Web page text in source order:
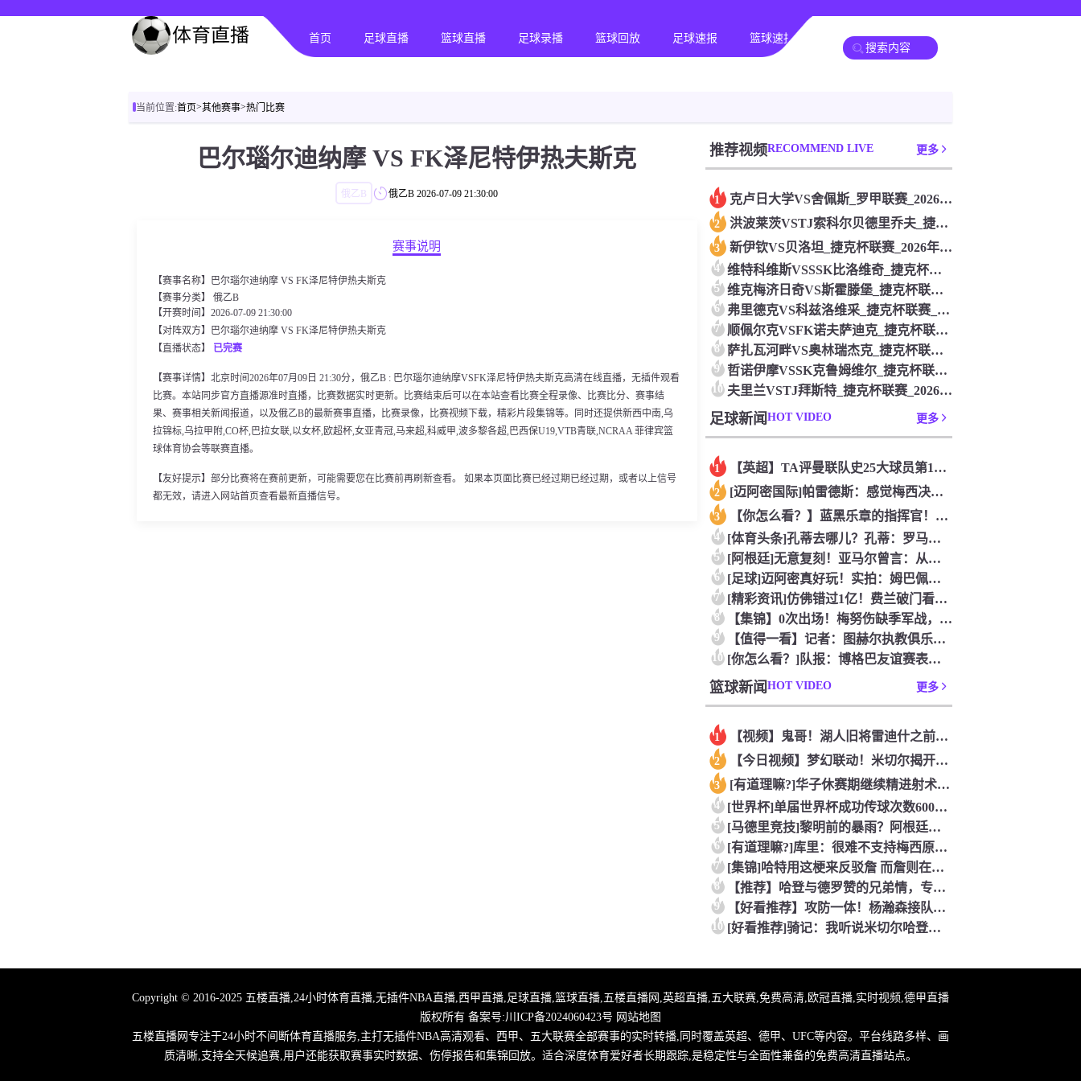
首页 足球直播 篮球直播 足球录播 篮球回放 足球速报 篮球速报 其他赛事
当前位置:首页>其他赛事>热门比赛
巴尔瑙尔迪纳摩 VS FK泽尼特伊热夫斯克
俄乙B 俄乙B 2026-07-09 21:30:00
赛事说明
【赛事名称】巴尔瑙尔迪纳摩 VS FK泽尼特伊热夫斯克
【赛事分类】 俄乙B
【开赛时间】2026-07-09 21:30:00
【对阵双方】巴尔瑙尔迪纳摩 VS FK泽尼特伊热夫斯克
【直播状态】 已完赛
【赛事详情】北京时间2026年07月09日 21:30分，俄乙B : 巴尔瑙尔迪纳摩VSFK泽尼特伊热夫斯克高清在线直播，无插件观看
比赛。本站同步官方直播源准时直播，比赛数据实时更新。比赛结束后可以在本站查看比赛全程录像、比赛比分、赛事结
果、赛事相关新闻报道，以及俄乙B的最新赛事直播，比赛录像，比赛视频下载，精彩片段集锦等。同时还提供新西中南,乌
拉锦标,乌拉甲附,CO杯,巴拉女联,以女杯,欧超杯,女亚青冠,马来超,科威甲,波多黎各超,巴西保U19,VTB青联,NCRAA 菲律宾篮
球体育协会等联赛直播。
【友好提示】部分比赛将在赛前更新，可能需要您在比赛前再刷新查看。 如果本页面比赛已经过期已经过期，或者以上信号
都无效，请进入网站首页查看最新直播信号。
推荐视频RECOMMEND LIVE 更多
1 克卢日大学VS舍佩斯_罗甲联赛_2026年07月26日
2 洪波莱茨VSTJ索科尔贝德里乔夫_捷克杯联赛_2026年07
3 新伊钦VS贝洛坦_捷克杯联赛_2026年07月26日
4 维特科维斯VSSSK比洛维奇_捷克杯联赛_2026年07月2
5 维克梅济日奇VS斯霍滕堡_捷克杯联赛_2026年07月26日
6 弗里德克VS科兹洛维采_捷克杯联赛_2026年07月26日
7 顺佩尔克VSFK诺夫萨迪克_捷克杯联赛_2026年07月26
8 萨扎瓦河畔VS奥林瑞杰克_捷克杯联赛_2026年07月26日
9 哲诺伊摩VSSK克鲁姆维尔_捷克杯联赛_2026年07月26
10 夫里兰VSTJ拜斯特_捷克杯联赛_2026年07月26日
足球新闻 HOT VIDEO 更多
1 【英超】TA评曼联队史25大球员第12：“巴斯比宝贝”的绝佳
2 [迈阿密国际]帕雷德斯：感觉梅西决定了决赛是国家队最后一战，
3 【你怎么看？】蓝黑乐章的指挥官！优雅的波兰中场节拍器！
4 [体育头条]孔蒂去哪儿？孔蒂：罗马诺你小子给我管住嘴哈！
5 [阿根廷]无意复刻！亚马尔曾言：从没想过成为梅西，也不会穿他
6 [足球]迈阿密真好玩！实拍：姆巴佩和女友被路人拍到在夜店狂欢
7 [精彩资讯]仿佛错过1亿！费兰破门看台的西班牙传奇欢呼，拉莫
8 【集锦】0次出场！梅努伤缺季军战，整届1分钟没踢无缘世界杯首
9 【值得一看】记者：图赫尔执教俱乐部是淘汰赛专家，但在真正压力
10 [你怎么看？]队报：博格巴友谊赛表现不错 戈洛文可能加盟沙特
篮球新闻 HOT VIDEO 更多
1 【视频】鬼哥！湖人旧将雷迪什之前在立陶宛联赛大杀四方
2 【今日视频】梦幻联动！米切尔揭开安东内利的名字贴纸！
3 [有道理嘛?]华子休赛期继续精进射术！5个点位接球三分全部命
4 [世界杯]单届世界杯成功传球次数600+球员：罗德里本届75
5 [马德里竞技]黎明前的暴雨？阿根廷世界杯决赛前最后一堂训练课
6 [有道理嘛?]库里：很难不支持梅西原来库里也是梅西球迷！
7 [集锦]哈特用这梗来反驳詹 而詹则在开玩笑地强调0比3和1比
8 【推荐】哈登与德罗赞的兄弟情，专属硬汉的温情
9 【好看推荐】攻防一体！杨瀚森接队友传球双手大力灌篮&防守端再
10 [好看推荐]骑记：我听说米切尔哈登和詹姆斯保持联系 但招募不
Copyright © 2016-2025 五楼直播,24小时体育直播,无插件NBA直播,西甲直播,足球直播,篮球直播,五楼直播网,英超直播,五大联赛,免费高清,欧冠直播,实时视频,德甲直播
版权所有 备案号:川ICP备2024060423号 网站地图
五楼直播网专注于24小时不间断体育直播服务,主打无插件NBA高清观看、西甲、五大联赛全部赛事的实时转播,同时覆盖英超、德甲、UFC等内容。平台线路多样、画
质清晰,支持全天候追赛,用户还能获取赛事实时数据、伤停报告和集锦回放。适合深度体育爱好者长期跟踪,是稳定性与全面性兼备的免费高清直播站点。